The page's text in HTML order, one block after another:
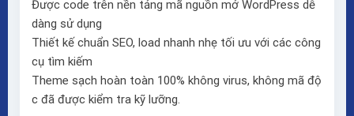
Được code trên nền tảng mã nguồn mở WordPress dễ
dàng sử dụng
Thiết kế chuẩn SEO, load nhanh nhẹ tối ưu với các công
cụ tìm kiếm
Theme sạch hoàn toàn 100% không virus, không mã độ
c đã được kiểm tra kỹ lưỡng.